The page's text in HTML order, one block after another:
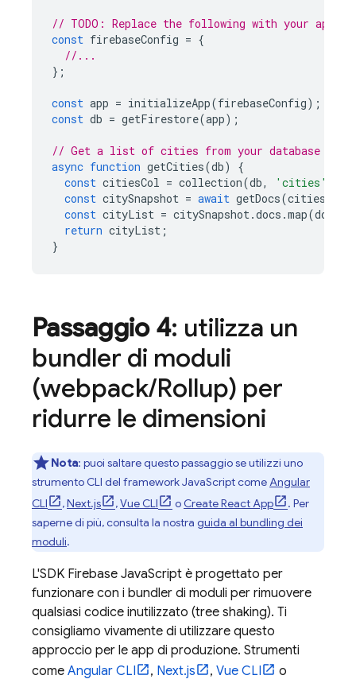
// TODO: Replace the following with your app's
const firebaseConfig = {
//...
};
const app = initializeApp(firebaseConfig);
const db = getFirestore(app);
// Get a list of cities from your database
async function getCities(db)
{
const citiesCol = collection(db, 'cities'
const citySnapshot = await getDocs(citiesCol
const cityList = citySnapshot.docs .map(doc
return cityList ;
}
Passaggio 4: utilizza un
bundler di moduli
(webpack/Rollup) per
ridurre le dimensioni
Nota: puoi saltare questo passaggio se utilizzi uno
strumento CLI del framework JavaScript comeAngular
CLI
,Next.js ,Vue CLI o Create React App
. Per
saperne di più, consulta la nostra guida al bundling dei
moduli.
L'SDK Firebase JavaScript è progettato per
funzionare con i bundler di moduli per rimuovere
qualsiasi codice inutilizzato (tree shaking). Ti
consigliamo vivamente di utilizzare questo
approccio per le app di produzione. Strumenti
come Angular CLI , Next.js , Vue CLI
o